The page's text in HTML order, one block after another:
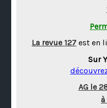
La revue 127 est en
Sur
AG le
à